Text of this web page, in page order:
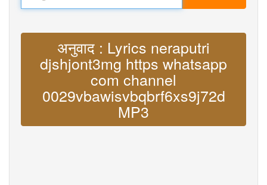
अनुवाद : Lyrics neraputri
djshjont3mg https whatsapp
com channel
0029vbawisvbqbrf6xs9j72d
MP3